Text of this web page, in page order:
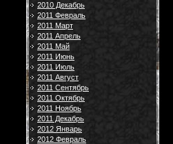
2010 Декабрь
2011 Февраль
2011 Март
2011 Апрель
2011 Май
2011 Июнь
2011 Июль
2011 Август
2011 Сентябрь
2011 Октябрь
2011 Ноябрь
2011 Декабрь
2012 Январь
2012 Февраль